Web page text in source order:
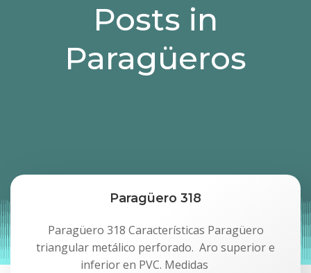
Posts in
Paragüeros
Paragüero 318
Paragüero 318 Características Paragüero
triangular metálico perforado. Aro superior e
inferior en PVC. Medidas